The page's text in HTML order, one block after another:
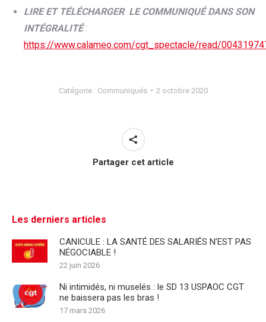
LIRE ET TÉLÉCHARGER LE COMMUNIQUÉ DANS SON
INTÉGRALITÉ:
https://www.calameo.com/cgt_spectacle/read/
Catégorie : Communiqués 2 octobre 2020
Partager cet article
Les derniers articles
CANICULE : LA SANTÉ DES SALARIÉS N’EST PAS
NÉGOCIABLE !
22 juin 2026
Ni intimidés, ni muselés : le SD 13 USPAOC CGT
ne baissera pas les bras !
17 mars 2026